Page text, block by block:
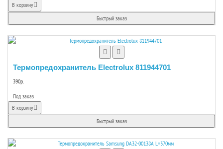
В корзину
Быстрый заказ
Термопредохранитель Electrolux 811944701
390р.
Под заказ
В корзину
Быстрый заказ